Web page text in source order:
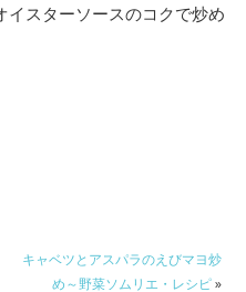
イスターソースのコクで炒め
キャベツとアスパラのえびマヨ炒
め～野菜ソムリエ・レシピ»